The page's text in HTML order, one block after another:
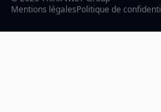
Mentions légalesPolitique de